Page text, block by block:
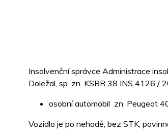
Insolvenční správce Administrace
Doležal, sp. zn. KSBR 38 INS 4126 /
osobní automobil zn. Peugeot
Vozidlo je po nehodě, bez STK,